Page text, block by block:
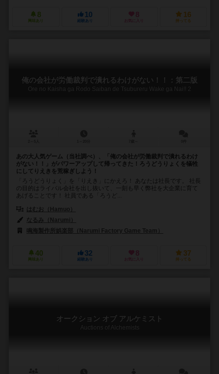
8
興味あり
10
経験あり
8
お気に入り
16
持ってる
俺の会社が労働裁判で潰れるわけがない！！：第二版
Ore no Kaisha ga Rodo Saiban de Tsubureru Wake ga Nai!! 2
あの大人気ゲーム（当社調べ）、「俺の会社が労働裁判で潰れるわけ
がない！！」がパワーアップして帰ってきた！ろうどうりょくを犠牲
にしてりえきを荒稼ぎしよう！
「ろうどうりょく」を「りえき」にかえろ！ あなたは社長です。 社長
の目的はライバル会社を出し抜いて、一刻も早く弊社を大企業に育て
あげることです！ 社員である「ろうど...
はむお（Hamuo）
なるみ（Narumi）
鳴海製作所娯楽部（Narumi Factory Game Team）
40
興味あり
32
経験あり
8
お気に入り
37
持ってる
オークション オブ アルケミスト
Auctions of Alchemists